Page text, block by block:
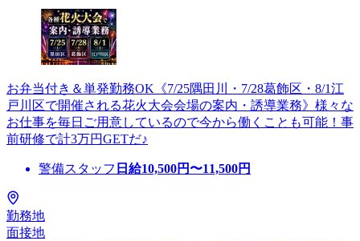
お弁当付き＆単発勤務OK《7/25隅田川・7/28葛飾区・8/1江
戸川区で開催される花火大会会場の案内・誘導業務》様々な
お仕事を毎日ご用意しているので今から働くことも可能！事
前研修で計3万円GETだ♪
警備スタッフ 日給10,500円〜11,500円
勤務地
面接地